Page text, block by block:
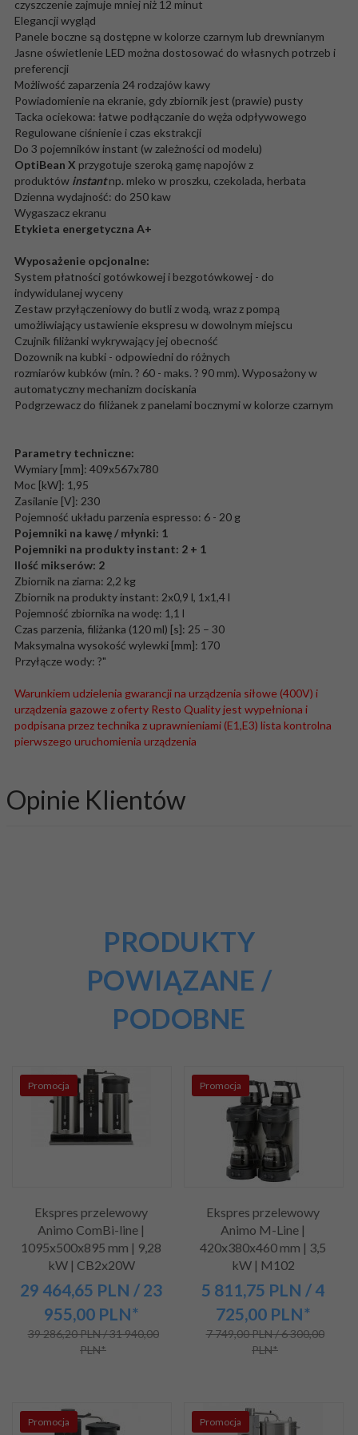
czyszczenie zajmuje mniej niż 12 minut
Elegancji wygląd
Panele boczne są dostępne w kolorze czarnym lub drewnianym
Jasne oświetlenie LED można dostosować do własnych potrzeb i
preferencji
Możliwość zaparzenia 24 rodzajów kawy
Powiadomienie na ekranie, gdy zbiornik jest (prawie) pusty
Tacka ociekowa: łatwe podłączanie do węża odpływowego
Regulowane ciśnienie i czas ekstrakcji
Do 3 pojemników instant (w zależności od modelu)
OptiBean X przygotuje szeroką gamę napojów z
produktów instantnp. mleko w proszku, czekolada, herbata
Dzienna wydajność: do 250 kaw
Wygaszacz ekranu
Etykieta energetyczna A+
Wyposażenie opcjonalne:
System płatności gotówkowej i bezgotówkowej - do
indywidulanej wyceny
Zestaw przyłączeniowy do butli z wodą, wraz z pompą
umożliwiający ustawienie ekspresu w dowolnym miejscu
Czujnik filiżanki wykrywający jej obecność
Dozownik na kubki - odpowiedni do różnych
rozmiarów kubków (min. ? 60 - maks. ? 90 mm). Wyposażony w
automatyczny mechanizm dociskania
Podgrzewacz do filiżanek z panelami bocznymi w kolorze czarnym
Parametry techniczne:
Wymiary [mm]: 409x567x780
Moc [kW]: 1,95
Zasilanie [V]: 230
Pojemność układu parzenia espresso: 6 - 20 g
Pojemniki na kawę / młynki: 1
Pojemniki na produkty instant: 2 + 1
Ilość mikserów: 2
Zbiornik na ziarna: 2,2 kg
Zbiornik na produkty instant: 2x0,9 l, 1x1,4 l
Pojemność zbiornika na wodę: 1,1 l
Czas parzenia, filiżanka (120 ml) [s]: 25 – 30
Maksymalna wysokość wylewki [mm]: 170
Przyłącze wody: ?"
Warunkiem udzielenia gwarancji na urządzenia siłowe (400V) i
urządzenia gazowe z oferty Resto Quality jest wypełniona i
podpisana przez technika z uprawnieniami (E1,E3) lista kontrolna
pierwszego uruchomienia urządzenia
Opinie Klientów
PRODUKTY
POWIĄZANE /
PODOBNE
Promocja
Ekspres przelewowy
Animo ComBi-line |
1095x500x895 mm | 9,28
kW | CB2x20W
29 464,65 PLN / 23
955,00 PLN*
39 286,20 PLN / 31 940,00
PLN*
Promocja
Ekspres przelewowy
Animo M-Line |
420x380x460 mm | 3,5
kW | M102
5 811,75 PLN / 4
725,00 PLN*
7 749,00 PLN / 6 300,00
PLN*
Promocja Promocja